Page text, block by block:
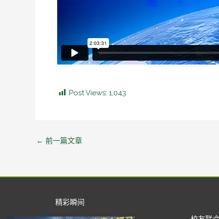
Post Views: 1,043
← 前一篇文章
精彩瞬间